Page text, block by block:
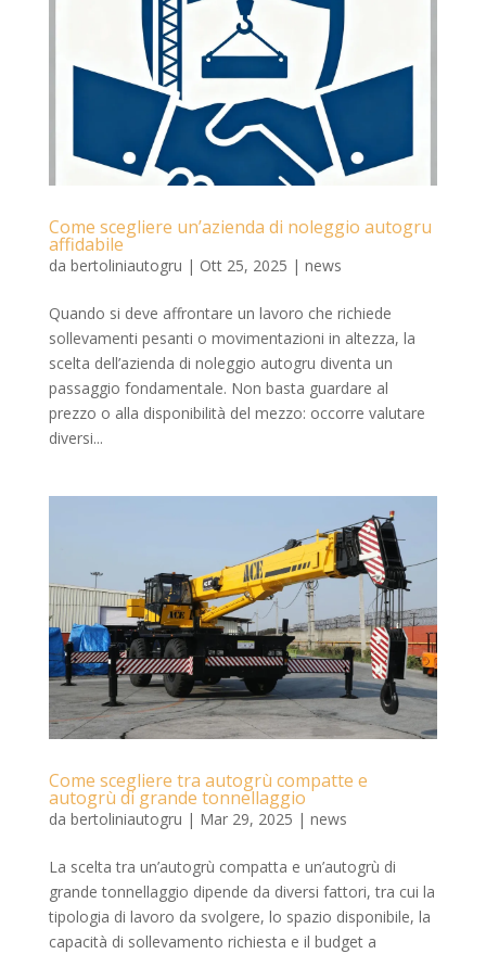
Come scegliere un’azienda di noleggio autogru
affidabile
da bertoliniautogru | Ott 25, 2025 | news
Quando si deve affrontare un lavoro che richiede
sollevamenti pesanti o movimentazioni in altezza, la
scelta dell’azienda di noleggio autogru diventa un
passaggio fondamentale. Non basta guardare al
prezzo o alla disponibilità del mezzo: occorre valutare
diversi...
Come scegliere tra autogrù compatte e
autogrù di grande tonnellaggio
da bertoliniautogru | Mar 29, 2025 | news
La scelta tra un’autogrù compatta e un’autogrù di
grande tonnellaggio dipende da diversi fattori, tra cui la
tipologia di lavoro da svolgere, lo spazio disponibile, la
capacità di sollevamento richiesta e il budget a